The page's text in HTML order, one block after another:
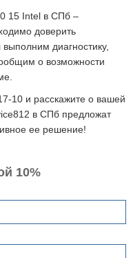
15 Intel в СПб –
доверить
диагностику,
о возможности
10 и расскажите о вашей
в СПб предложат
ее решение!
10%